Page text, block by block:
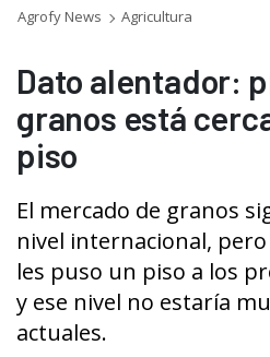
Agrofy News Agricultura
Dato alentador:
granos está
piso
El mercado de granos
nivel internacional,
les puso un piso a los
y ese nivel no estaría
actuales.